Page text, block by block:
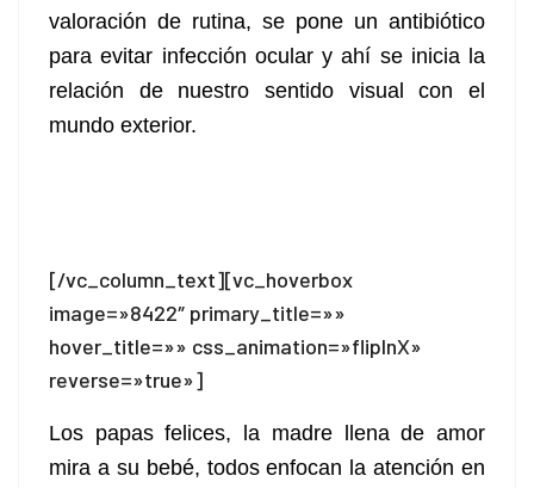
valoración de rutina, se pone un antibiótico
para evitar infección ocular y ahí se inicia la
relación de nuestro sentido visual con el
mundo exterior.
[/vc_column_text][vc_hoverbox
image=»8422″ primary_title=»»
hover_title=»» css_animation=»flipInX»
reverse=»true»]
Los papas felices, la madre llena de amor
mira a su bebé, todos enfocan la atención en